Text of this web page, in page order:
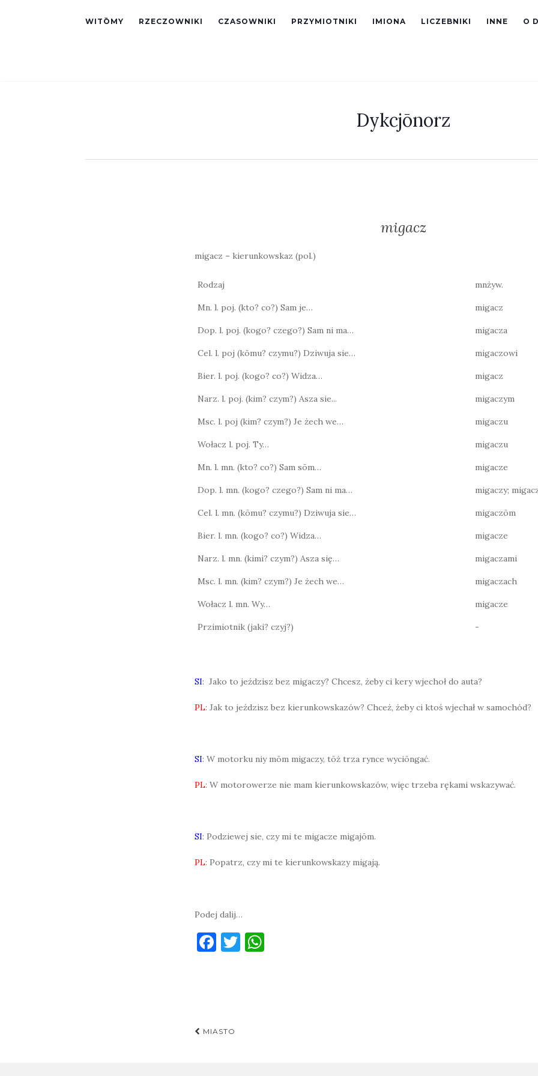
WITŌMY RZECZOWNIKI CZASOWNIKI PRZYMIOTNIKI IMIONA LICZEBNIKI INNE O
Dykcjōnorz
migacz
migacz – kierunkowskaz (pol.)
Rodzaj mnżyw.
Mn. l. poj. (kto? co?) Sam je… migacz
Dop. l. poj. (kogo? czego?) Sam ni ma… migacza
Cel. l. poj (kōmu? czymu?) Dziwuja sie… migaczowi
Bier. l. poj. (kogo? co?) Widza… migacz
Narz. l. poj. (kim? czym?) Asza sie... migaczym
Msc. l. poj (kim? czym?) Je żech we… migaczu
Wołacz l. poj. Ty… migaczu
Mn. l. mn. (kto? co?) Sam sōm… migacze
Dop. l. mn. (kogo? czego?) Sam ni ma… migaczy;
Cel. l. mn. (kōmu? czymu?) Dziwuja sie… migaczōm
Bier. l. mn. (kogo? co?) Widza… migacze
Narz. l. mn. (kimi? czym?) Asza się… migaczami
Msc. l. mn. (kim? czym?) Je żech we… migaczach
Wołacz l. mn. Wy… migacze
Przimiotnik (jaki? czyj?) -
SI: Jako to jeździsz bez migaczy? Chcesz, żeby ci kery wjechoł do auta?
PL: Jak to jeździsz bez kierunkowskazów? Chceż, żeby ci ktoś wjechał w samochód?
SI: W motorku niy mōm migaczy, tōż trza rynce wyciōngać.
PL: W motorowerze nie mam kierunkowskazów, więc trzeba rękami wskazywać.
SI: Podziewej sie, czy mi te migacze migajōm.
PL: Popatrz, czy mi te kierunkowskazy migają.
Podej dalij…
F
o
T W
Post
MIASTO